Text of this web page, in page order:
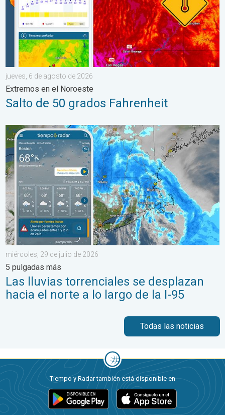
jueves, 6 de agosto de 2026
Extremos en el Noroeste
Salto de 50 grados Fahrenheit
Las lluvias torrenciales se desplazan hacia el norte a lo
miércoles, 29 de julio de 2026
5 pulgadas más
Las lluvias torrenciales se desplazan
hacia el norte a lo largo de la I-95
Todas las noticias
Tiempo y Radar también está disponible en